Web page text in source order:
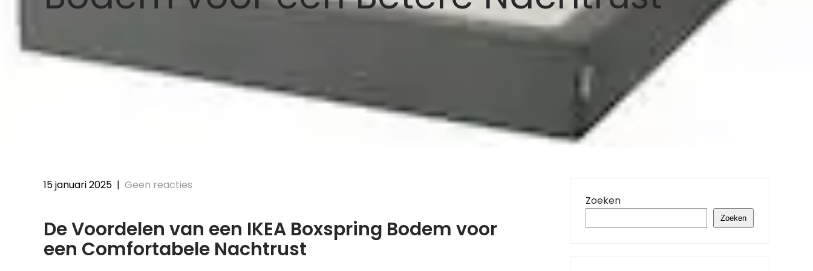
15 januari 2025 | Geen reacties
De Voordelen van een IKEA Boxspring Bodem voor
een Comfortabele Nachtrust
Zoeken
Zoeken